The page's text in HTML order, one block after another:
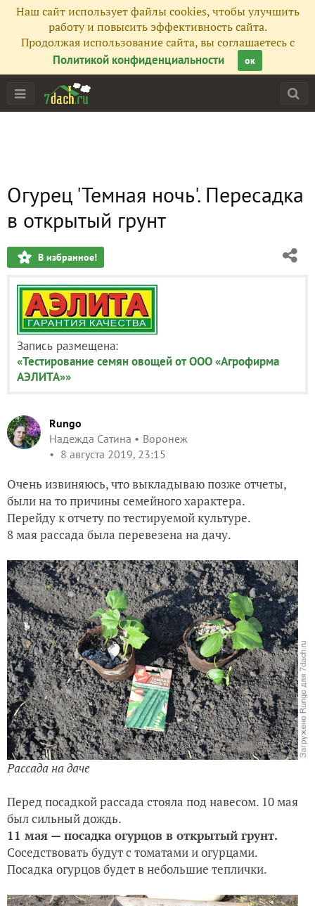
Наш сайт использует файлы cookies, чтобы улучшить
работу и повысить эффективность сайта.
Продолжая использование сайта, вы соглашаетесь с
Политикой конфиденциальности
ок
Огурец 'Темная ночь'. Пересадка
в открытый грунт
В избранное!
Запись размещена:
«Тестирование семян овощей от ООО «Агрофирма
АЭЛИТА»»
Rungo
Надежда Сатина
Воронеж
8 августа 2019, 23:15
Очень извиняюсь, что выкладываю позже отчеты,
были на то причины семейного характера.
Перейду к отчету по тестируемой культуре.
8 мая рассада была перевезена на дачу.
Рассада на даче
Перед посадкой рассада стояла под навесом. 10 мая
был сильный дождь.
11 мая — посадка огурцов в открытый грунт.
Соседствовать будут с томатами и огурцами.
Посадка огурцов будет в небольшие теплички.